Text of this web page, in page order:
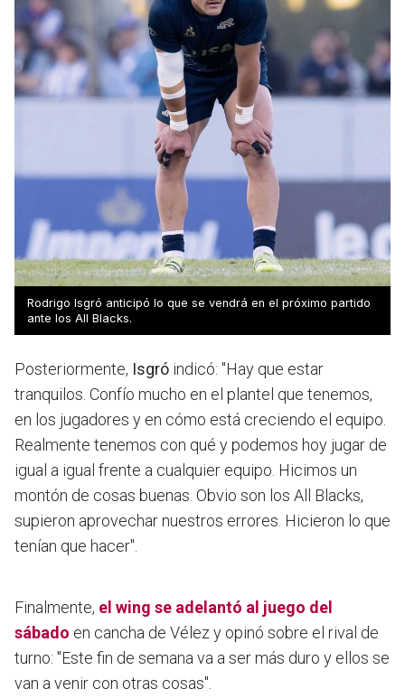
Rodrigo Isgró anticipó lo que se vendrá en el próximo partido
ante los All Blacks.
Posteriormente, Isgró indicó: "Hay que estar
tranquilos. Confío mucho en el plantel que tenemos,
en los jugadores y en cómo está creciendo el equipo.
Realmente tenemos con qué y podemos hoy jugar de
igual a igual frente a cualquier equipo. Hicimos un
montón de cosas buenas. Obvio son los All Blacks,
supieron aprovechar nuestros errores. Hicieron lo que
tenían que hacer".
Finalmente, el wing se adelantó al juego del
sábado en cancha de Vélez y opinó sobre el rival de
turno: "Este fin de semana va a ser más duro y ellos se
van a venir con otras cosas".